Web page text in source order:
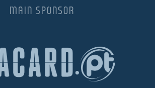
MAIN SPONSOR